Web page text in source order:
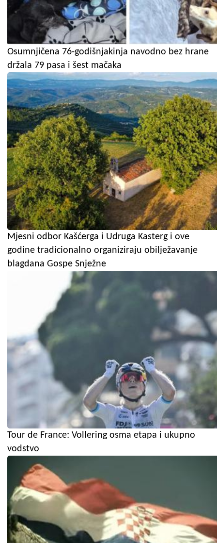
Osumnjičena 76-godišnjakinja navodno bez hrane
držala 79 pasa i šest mačaka
Mjesni odbor Kašćerga i Udruga Kasterg i ove
godine tradicionalno organiziraju obilježavanje
blagdana Gospe Snježne
Tour de France: Vollering osma etapa i ukupno
vodstvo